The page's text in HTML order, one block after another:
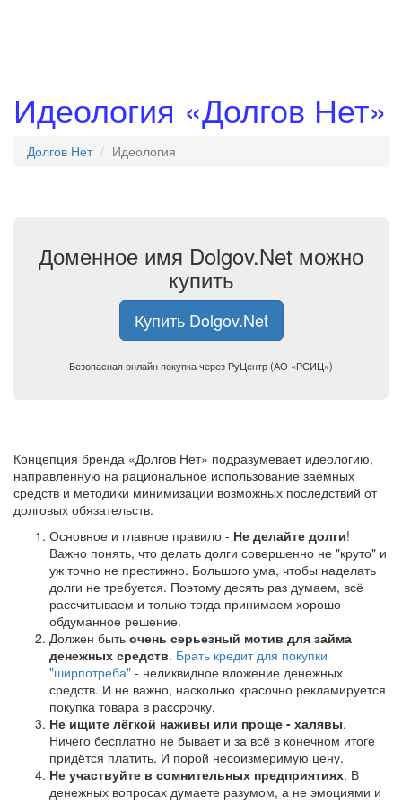
Идеология «Долгов Нет»
Долгов Нет Идеология
Доменное имя Dolgov.Net можно
купить
Купить Dolgov.Net
Безопасная онлайн покупка через РуЦентр (АО «РСИЦ»)
Концепция бренда «Долгов Нет» подразумевает идеологию,
направленную на рациональное использование заёмных
средств и методики минимизации возможных последствий от
долговых обязательств.
Основное и главное правило - Не делайте долги!
Важно понять, что делать долги совершенно не "круто" и
уж точно не престижно. Большого ума, чтобы наделать
долги не требуется. Поэтому десять раз думаем, всё
рассчитываем и только тогда принимаем хорошо
обдуманное решение.
Должен быть очень серьезный мотив для займа
денежных средств. Брать кредит для покупки
"ширпотреба" - неликвидное вложение денежных
средств. И не важно, насколько красочно рекламируется
покупка товара в рассрочку.
Не ищите лёгкой наживы или проще - халявы.
Ничего бесплатно не бывает и за всё в конечном итоге
придётся платить. И порой несоизмеримую цену.
Не участвуйте в сомнительных предприятиях. В
денежных вопросах думаете разумом, а не эмоциями и